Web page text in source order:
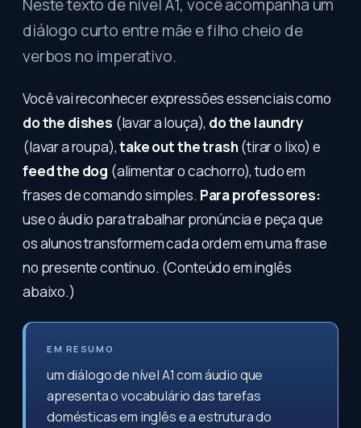
Neste texto de nível A1, você acompanha um
diálogo curto entre mãe e filho cheio de
verbos no imperativo.
Você vai reconhecer expressões essenciais como
do the dishes (lavar a louça), do the laundry
(lavar a roupa),take out the trash(tirar o lixo) e
feed the dog (alimentar o cachorro), tudo em
frases de comando simples. Para professores:
use o áudio para trabalhar pronúncia e peça que
os alunos transformem cada ordem em uma frase
no presente contínuo. (Conteúdo em inglês
abaixo.)
EM RESUMO
um diálogo de nível A1 com áudio que
apresenta o vocabulário das tarefas
domésticas em inglês e a estrutura do